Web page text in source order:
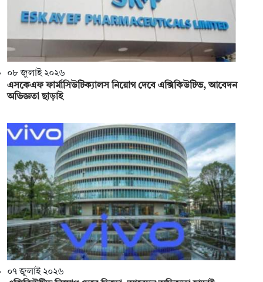
০৮ জুলাই ২০২৬
এসকেএফ ফার্মাসিউটিক্যালস নিয়োগ দেবে এক্সিকিউটিভ, আবেদন
অভিজ্ঞতা ছাড়াই
০৭ জুলাই ২০২৬